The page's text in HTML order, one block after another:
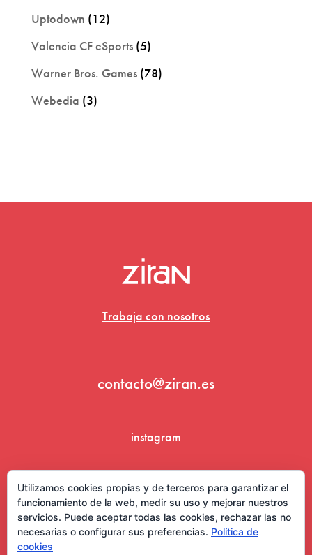
Uptodown (12)
Valencia CF eSports(5)
Warner Bros. Games(78)
Webedia (3)
Trabaja con nosotros
contacto@ziran.es
instagram
Utilizamos cookies propias y de terceros para garantizar el
funcionamiento de la web, medir su uso y mejorar nuestros
servicios. Puede aceptar todas las cookies, rechazar las no
necesarias o configurar sus preferencias. Política de
cookies